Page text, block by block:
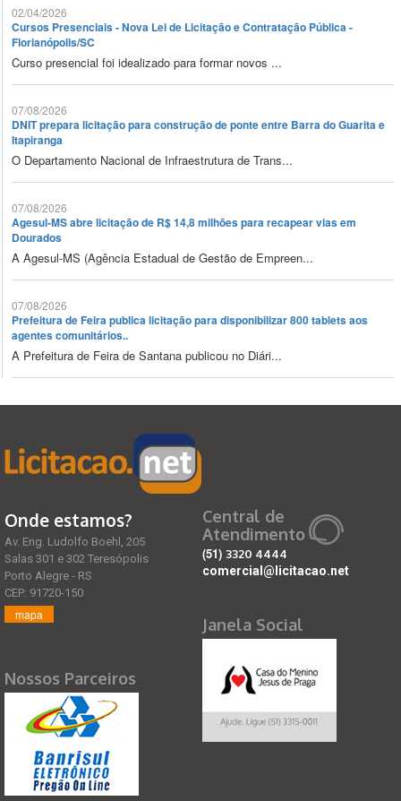
02/04/2026
Cursos Presenciais - Nova Lei de Licitação e Contratação Pública -
Florianópolis/SC
Curso presencial foi idealizado para formar novos ...
07/08/2026
DNIT prepara licitação para construção de ponte entre Barra do Guarita e
Itapiranga
O Departamento Nacional de Infraestrutura de Trans...
07/08/2026
Agesul-MS abre licitação de R$ 14,8 milhões para recapear vias em
Dourados
A Agesul-MS (Agência Estadual de Gestão de Empreen...
07/08/2026
Prefeitura de Feira publica licitação para disponibilizar 800 tablets aos
agentes comunitários..
A Prefeitura de Feira de Santana publicou no Diári...
Onde estamos?
Av. Eng. Ludolfo Boehl, 205
Salas 301 e 302 Teresópolis
Porto Alegre - RS
CEP: 91720-150
mapa
Nossos Parceiros
Central de
Atendimento
(51) 3320 4444
comercial@licitacao.net
Janela Social